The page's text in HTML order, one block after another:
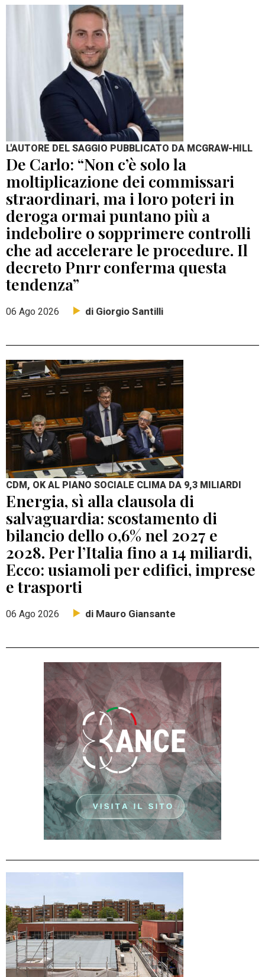
L'AUTORE DEL SAGGIO PUBBLICATO DA MCGRAW-HILL
De Carlo: “Non c’è solo la
moltiplicazione dei commissari
straordinari, ma i loro poteri in
deroga ormai puntano più a
indebolire o sopprimere controlli
che ad accelerare le procedure. Il
decreto Pnrr conferma questa
tendenza”
06 Ago 2026 di Giorgio Santilli
CDM, OK AL PIANO SOCIALE CLIMA DA 9,3 MILIARDI
Energia, sì alla clausola di
salvaguardia: scostamento di
bilancio dello 0,6% nel 2027 e
2028. Per l’Italia fino a 14 miliardi,
Ecco: usiamoli per edifici, imprese
e trasporti
06 Ago 2026 di Mauro Giansante